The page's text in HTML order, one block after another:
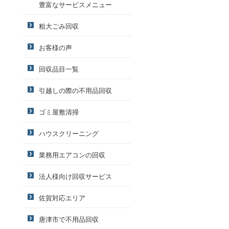
豊富なサービスメニュー
粗大ごみ回収
お客様の声
回収品目一覧
引越しの際の不用品回収
ゴミ屋敷清掃
ハウスクリーニング
業務用エアコンの回収
法人様向け回収サービス
佐賀対応エリア
唐津市で不用品回収